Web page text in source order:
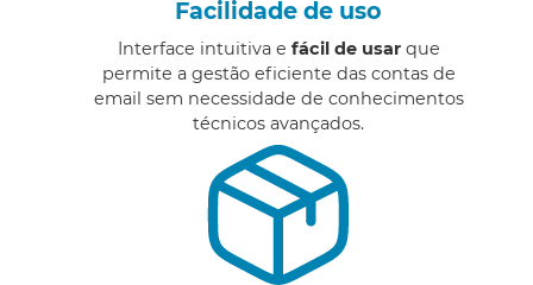
Facilidade de uso
Interface intuitiva e fácil de usarque
permite a gestão eficiente das contas de
email sem necessidade de conhecimentos
técnicos avançados.